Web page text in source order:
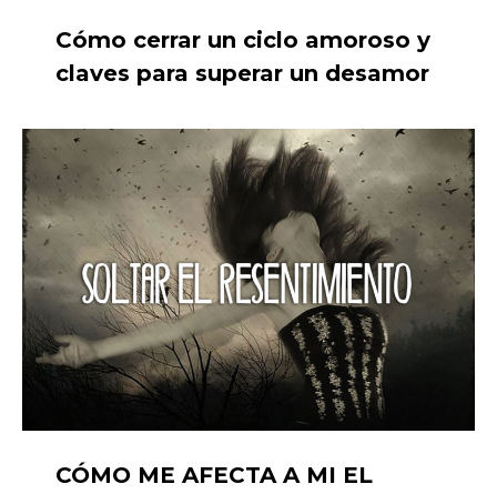
Cómo cerrar un ciclo amoroso y
claves para superar un desamor
CÓMO ME AFECTA A MI EL